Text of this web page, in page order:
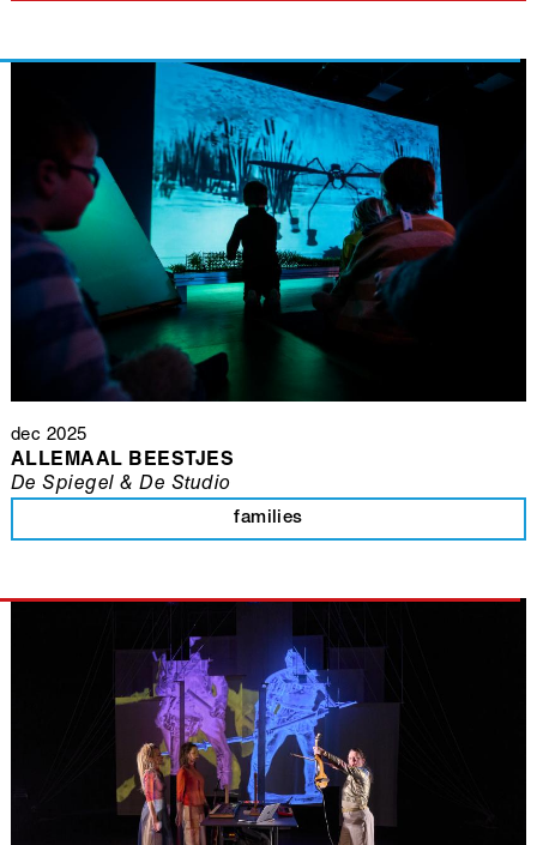
dec 2025
ALLEMAAL BEESTJES
families
De Spiegel & De Studio